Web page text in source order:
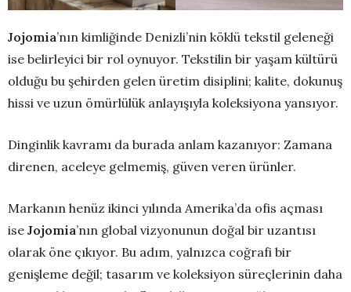
Jojomia’nın kimliğinde Denizli’nin köklü tekstil geleneği
ise belirleyici bir rol oynuyor. Tekstilin bir yaşam kültürü
olduğu bu şehirden gelen üretim disiplini; kalite, dokunuş
hissi ve uzun ömürlülük anlayışıyla koleksiyona yansıyor.
Dinginlik kavramı da burada anlam kazanıyor: Zamana
direnen, aceleye gelmemiş, güven veren ürünler.
Markanın henüz ikinci yılında Amerika’da ofis açması
ise Jojomia’nın global vizyonunun doğal bir uzantısı
olarak öne çıkıyor. Bu adım, yalnızca coğrafi bir
genişleme değil; tasarım ve koleksiyon süreçlerinin daha